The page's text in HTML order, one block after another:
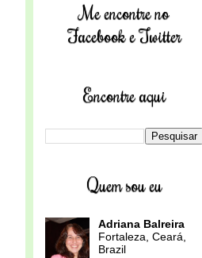
Me encontre no
Facebook e Twitter
Encontre aqui
Quem sou eu
Adriana Balreira
Fortaleza, Ceará,
Brazil